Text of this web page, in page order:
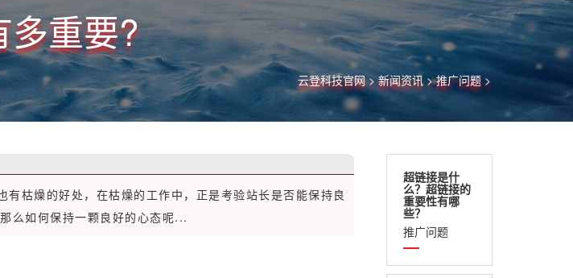
多重要?
云登科技官网>新闻资讯>推广问题>
超链接是什
么？超链接的
重要性有哪
些？
推广问题
枯燥的好处，在枯燥的工作中，正是考验站长是否能保持良
么如何保持一颗良好的心态呢...